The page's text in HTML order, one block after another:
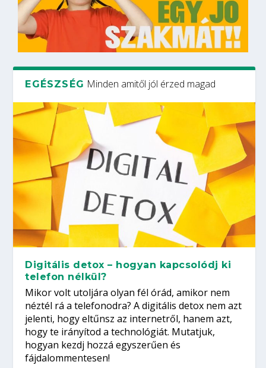
EGÉSZSÉG Minden amitől jól érzed magad
Digitális detox – hogyan kapcsolódj ki
telefon nélkül?
Mikor volt utoljára olyan fél órád, amikor nem
néztél rá a telefonodra? A digitális detox nem azt
jelenti, hogy eltűnsz az internetről, hanem azt,
hogy te irányítod a technológiát. Mutatjuk,
hogyan kezdj hozzá egyszerűen és
fájdalommentesen!